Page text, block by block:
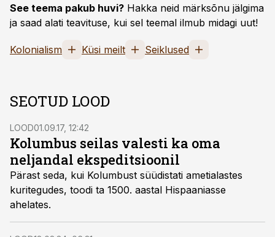
See teema pakub huvi? Hakka neid märksõnu jälgima
ja saad alati teavituse, kui sel teemal ilmub midagi uut!
Kolonialism Küsi meilt Seiklused
SEOTUD LOOD
LOOD01.09.17, 12:42
Kolumbus seilas valesti ka oma
neljandal ekspeditsioonil
Pärast seda, kui Kolumbust süüdistati ametialastes
kuritegudes, toodi ta 1500. aastal Hispaa­niasse
ahelates.